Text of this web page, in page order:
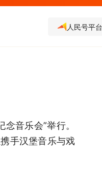
人民号平台
音乐会”举行。
手汉堡音乐与戏